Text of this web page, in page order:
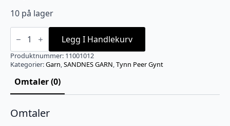
10 på lager
1012
Tynn
Gynt
Natur
12,3/3
antall
Legg I Handlekurv
Produktnummer: 11001012
Kategorier:Garn,SANDNES GARN,Tynn Peer Gynt
Omtaler (0)
Omtaler